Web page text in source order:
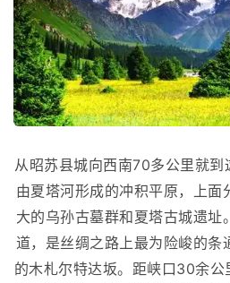
从昭苏县城向西南70多公里就
由夏塔河形成的冲积平原，上面
大的乌孙古墓群和夏塔古城遗址
道，是丝绸之路上最为险峻的条
的木札尔特达坂。距峡口30余